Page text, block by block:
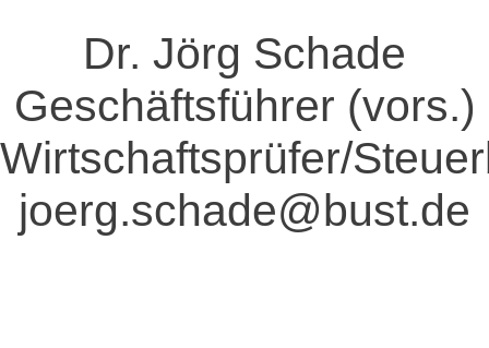
Dr. Jörg Schade
Geschäftsführer (vors.)
Wirtschaftsprüfer/
joerg.schade@bust.de